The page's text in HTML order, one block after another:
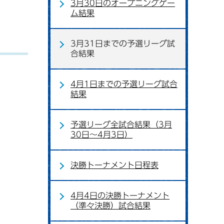
3月30日のオープニングゲー
ム結果
3月31日までの予選リーグ試
合結果
4月1日までの予選リーグ試合
結果
予選リーグ全試合結果（3月
30日～4月3日）
決勝トーナメント日程表
4月4日の決勝トーナメント
（準々決勝）試合結果